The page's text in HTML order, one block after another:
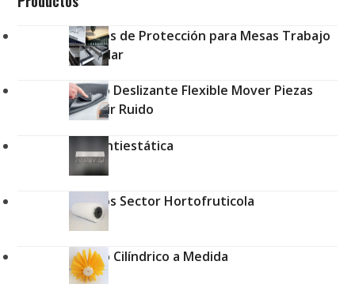
Cepillos de Protección para Mesas Trabajo
Estándar
Cepillo Deslizante Flexible Mover Piezas
Reducir Ruido
Tira Antiestática
Cepillos Sector Hortofruticola
Cepillo Cilíndrico a Medida